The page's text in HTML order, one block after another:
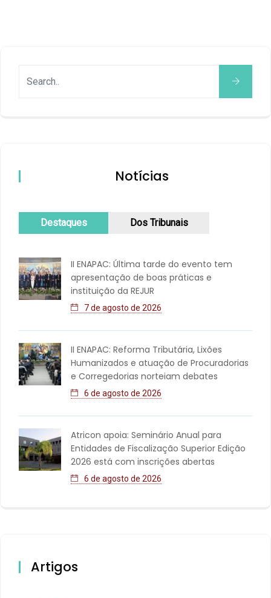
Notícias
Destaques Dos Tribunais
II ENAPAC: Última tarde do evento tem
apresentação de boas práticas e
instituição da REJUR
7 de agosto de 2026
II ENAPAC: Reforma Tributária, Lixões
Humanizados e atuação de Procuradorias
e Corregedorias norteiam debates
6 de agosto de 2026
Atricon apoia: Seminário Anual para
Entidades de Fiscalização Superior Edição
2026 está com inscrições abertas
6 de agosto de 2026
Artigos